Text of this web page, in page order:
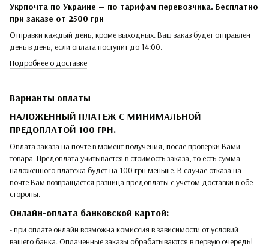
Укрпочта по Украине — по тарифам перевозчика. Бесплатно
при заказе от 2500 грн
Отправки каждый день, кроме выходных. Ваш заказ будет отправлен
день в день, если оплата поступит до 14:00.
Подробнее о доставке
Варианты оплаты
НАЛОЖЕННЫЙ ПЛАТЕЖ С МИНИМАЛЬНОЙ
ПРЕДОПЛАТОЙ 100 ГРН.
Оплата заказа на почте в момент получения, после проверки Вами
товара. Предоплата учитывается в стоимость заказа, то есть сумма
наложенного платежа будет на 100 грн меньше. В случае отказа на
почте Вам возвращается разница предоплаты с учетом доставки в обе
стороны.
Онлайн-оплата банковской картой:
- при оплате онлайн возможна комиссия в зависимости от условий
вашего банка. Оплаченные заказы обрабатываются в первую очередь!